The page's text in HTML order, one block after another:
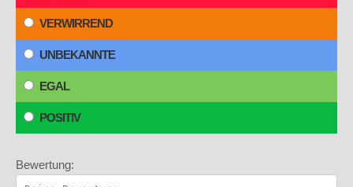
VERWIRREND
UNBEKANNTE
EGAL
POSITIV
Bewertung: